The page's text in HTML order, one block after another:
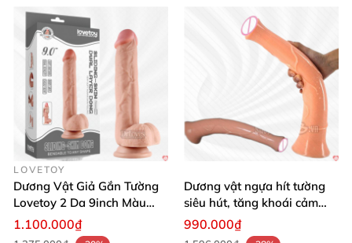
Dương vật siêu khủng đường kính 6 cm tăng cường kích thước
Thông số kỹ thuật chi tiết 📝
Thể loại: Dương vật giả, dương vật siêu khủng,
sextoy cho nữ
Chiều dài tổng thể: 24.2 cm
Kích thước: 60 mm x 48 mm x 75 mm
LOVETOY
Dương Vật Giả Gắn Tường
Lovetoy 2 Da 9inch Màu
Flesh Hàng Chính Hãng
1.100.000₫
Dương vật ngựa hít tường
siêu hút, tăng khoái cảm
tận hưởng
990.000₫